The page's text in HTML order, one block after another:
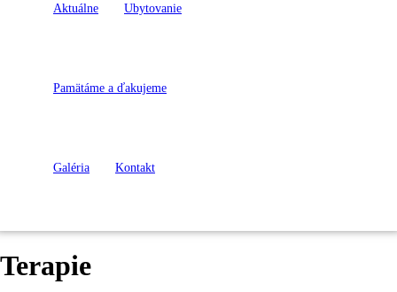
Aktuálne Ubytovanie
Pamätáme a ďakujeme
Galéria Kontakt
Terapie